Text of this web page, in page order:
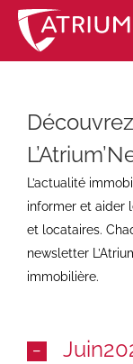
Skip
content
L’actualité
informer et aider
et locataires.
newsletter
immobilière.